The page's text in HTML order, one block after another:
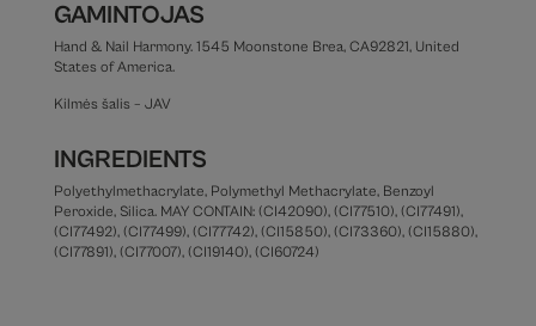
GAMINTOJAS
Hand & Nail Harmony. 1545 Moonstone Brea, CA92821, United
States of America.
Kilmės šalis – JAV
INGREDIENTS
Polyethylmethacrylate, Polymethyl Methacrylate, Benzoyl
Peroxide, Silica. MAY CONTAIN: (CI42090), (CI77510), (CI77491),
(CI77492), (CI77499), (CI77742), (CI15850), (CI73360), (CI15880),
(CI77891), (CI77007), (CI19140), (CI60724)